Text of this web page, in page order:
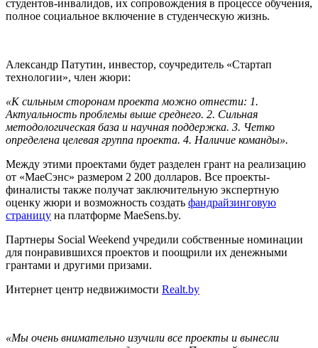
студентов-инвалидов, их сопровождения в процессе обучения,
полное социальное включение в студенческую жизнь.
Александр Патутин, инвестор, соучредитель «Стартап
технологии», член жюри:
«К сильным сторонам проекта можно отнести: 1.
Актуальность проблемы выше среднего. 2. Сильная
методологическая база и научная поддержка. 3. Четко
определена целевая группа проекта. 4. Наличие команды».
Между этими проектами будет разделен грант на реализацию
от «МаеСэнс» размером 2 200 долларов. Все проекты-
финалисты также получат заключительную экспертную
оценку жюри и возможность создать фандрайзинговую
страницу на платформе MaeSens.by.
Партнеры Social Weekend учредили собственные номинации
для понравившихся проектов и поощрили их денежными
грантами и другими призами.
Интернет центр недвижимости Realt.by
«Мы очень внимательно изучили все проекты и вынесли